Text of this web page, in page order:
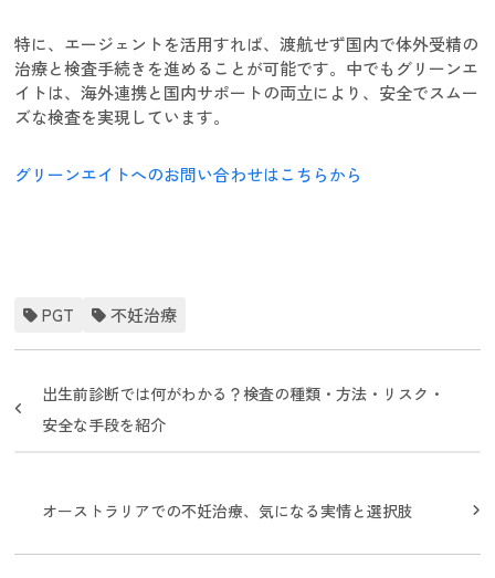
特に、エージェントを活用すれば、渡航せず国内で体外受精の
治療と検査手続きを進めることが可能です。中でもグリーンエ
イトは、海外連携と国内サポートの両立により、安全でスムー
ズな検査を実現しています。
グリーンエイトへのお問い合わせはこちらから
PGT 不妊治療
出生前診断では何がわかる？検査の種類・方法・リスク・
安全な手段を紹介
オーストラリアでの不妊治療、気になる実情と選択肢